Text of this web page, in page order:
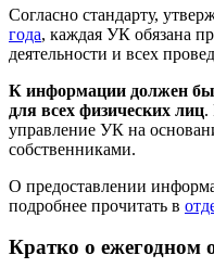
Согласно стандарту,
года, каждая УК обязана
деятельности и всех
К информации должен
для всех физических лиц.
управление УК на
собственниками.
О предоставлении
подробнее прочитать в
Кратко о ежегодном